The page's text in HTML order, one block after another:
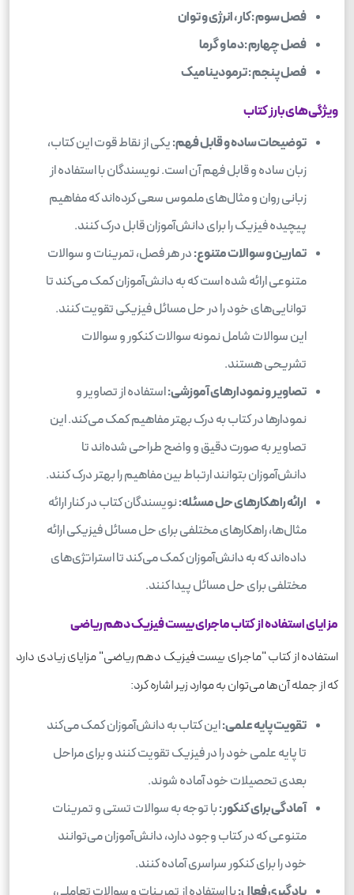
فصل سوم :کار ، انرژی و توان
فصل چهارم :دما و گرما
فصل پنجم : ترمودینامیک
ویژگی‌های بارز کتاب
توضیحات ساده و قابل فهم:یکی از نقاط قوت این کتاب،
زبان ساده و قابل فهم آن است. نویسندگان با استفاده از
زبانی روان و مثال‌های ملموس سعی کرده‌اند که مفاهیم
پیچیده فیزیک را برای دانش‌آموزان قابل درک کنند.
تمارین و سوالات متنوع:در هر فصل، تمرینات و سوالات
متنوعی ارائه شده است که به دانش‌آموزان کمک می‌کند تا
توانایی‌های خود را در حل مسائل فیزیکی تقویت کنند.
این سوالات شامل نمونه سوالات کنکور و سوالات
تشریحی هستند.
تصاویر و نمودارهای آموزشی:استفاده از تصاویر و
نمودارها در کتاب به درک بهتر مفاهیم کمک می‌کند. این
تصاویر به صورت دقیق و واضح طراحی شده‌اند تا
دانش‌آموزان بتوانند ارتباط بین مفاهیم را بهتر درک کنند.
ارائه راهکارهای حل مسئله:نویسندگان کتاب در کنار ارائه
مثال‌ها، راهکارهای مختلفی برای حل مسائل فیزیکی ارائه
داده‌اند که به دانش‌آموزان کمک می‌کند تا استراتژی‌های
مختلفی برای حل مسائل پیدا کنند.
مزایای استفاده از کتاب ماجرای بیست فیزیک دهم ریاضی
استفاده از کتاب "ماجرای بیست فیزیک دهم ریاضی" مزایای زیادی دارد
که از جمله آن‌ها می‌توان به موارد زیر اشاره کرد:
تقویت پایه علمی:این کتاب به دانش‌آموزان کمک می‌کند
تا پایه علمی خود را در فیزیک تقویت کنند و برای مراحل
بعدی تحصیلات خود آماده شوند.
آمادگی برای کنکور:با توجه به سوالات تستی و تمرینات
متنوعی که در کتاب وجود دارد، دانش‌آموزان می‌توانند
خود را برای کنکور سراسری آماده کنند.